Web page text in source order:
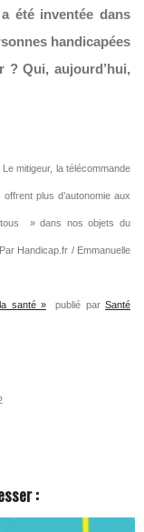
été inventée dans
handicapées
? Qui, aujourd’hui,
mitigeur, la télécommande
plus d’autonomie aux
tous » dans nos objets du
Par Handicap.fr / Emmanuelle
santé »publié parSanté
: